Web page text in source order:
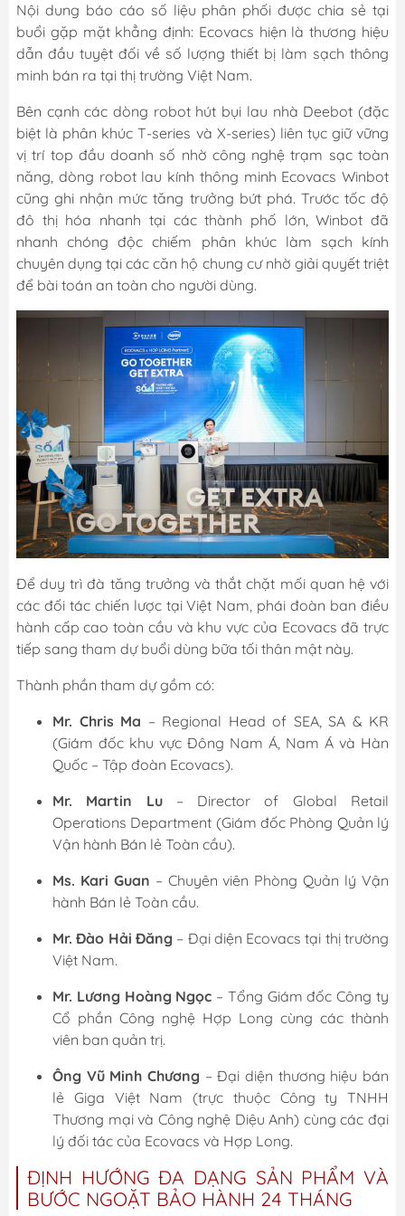
Nội dung báo cáo số liệu phân phối được chia sẻ tại
buổi gặp mặt khẳng định: Ecovacs hiện là thương hiệu
dẫn đầu tuyệt đối về số lượng thiết bị làm sạch thông
minh bán ra tại thị trường Việt Nam.
Bên cạnh các dòng robot hút bụi lau nhà Deebot (đặc
biệt là phân khúc T-series và X-series) liên tục giữ vững
vị trí top đầu doanh số nhờ công nghệ trạm sạc toàn
năng, dòng robot lau kính thông minh Ecovacs Winbot
cũng ghi nhận mức tăng trưởng bứt phá. Trước tốc độ
đô thị hóa nhanh tại các thành phố lớn, Winbot đã
nhanh chóng độc chiếm phân khúc làm sạch kính
chuyên dụng tại các căn hộ chung cư nhờ giải quyết triệt
để bài toán an toàn cho người dùng.
Để duy trì đà tăng trưởng và thắt chặt mối quan hệ với
các đối tác chiến lược tại Việt Nam, phái đoàn ban điều
hành cấp cao toàn cầu và khu vực của Ecovacs đã trực
tiếp sang tham dự buổi dùng bữa tối thân mật này.
Thành phần tham dự gồm có:
Mr. Chris Ma – Regional Head of SEA, SA & KR
(Giám đốc khu vực Đông Nam Á, Nam Á và Hàn
Quốc – Tập đoàn Ecovacs).
Mr. Martin Lu– Director of Global Retail
Operations Department (Giám đốc Phòng Quản lý
Vận hành Bán lẻ Toàn cầu).
Ms. Kari Guan – Chuyên viên Phòng Quản lý Vận
hành Bán lẻ Toàn cầu.
Mr. Đào Hải Đăng – Đại diện Ecovacs tại thị trường
Việt Nam.
Mr. Lương Hoàng Ngọc – Tổng Giám đốc Công ty
Cổ phần Công nghệ Hợp Long cùng các thành
viên ban quản trị.
Ông Vũ Minh Chương – Đại diện thương hiệu bán
lẻ Giga Việt Nam (trực thuộc Công ty TNHH
Thương mại và Công nghệ Diệu Anh) cùng các đại
lý đối tác của Ecovacs và Hợp Long.
ĐỊNH HƯỚNG ĐA DẠNG SẢN PHẨM VÀ
BƯỚC NGOẶT BẢO HÀNH 24 THÁNG